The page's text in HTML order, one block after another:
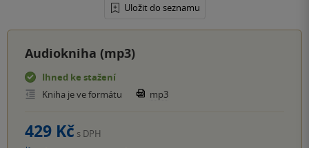
Uložit do seznamu
Audiokniha (mp3)
Ihned ke stažení
Kniha je ve formátu
mp3
429 Kč s DPH